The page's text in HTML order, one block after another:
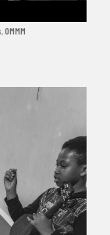
OMMM